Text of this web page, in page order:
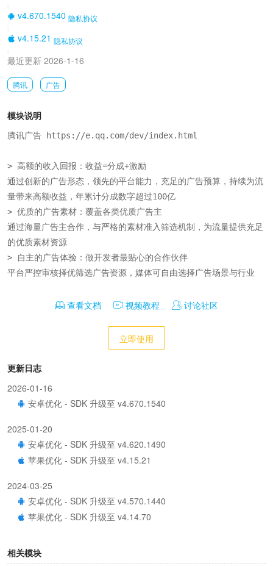
v4.670.1540 隐私协议
v4.15.21 隐私协议
最近更新 2026-1-16
腾讯 广告
模块说明
腾讯广告 https://e.qq.com/dev/index.html
> 高额的收入回报：收益=分成+激励
通过创新的广告形态，领先的平台能力，充足的广告预算，持续为流
量带来高额收益，年累计分成数字超过100亿
> 优质的广告素材：覆盖各类优质广告主
通过海量广告主合作，与严格的素材准入筛选机制，为流量提供充足
的优质素材资源
> 自主的广告体验：做开发者最贴心的合作伙伴
平台严控审核择优筛选广告资源，媒体可自由选择广告场景与行业
查看文档 视频教程 讨论社区
立即使用
更新日志
2026-01-16
安卓优化 - SDK 升级至 v4.670.1540
2025-01-20
安卓优化 - SDK 升级至 v4.620.1490
苹果优化 - SDK 升级至 v4.15.21
2024-03-25
安卓优化 - SDK 升级至 v4.570.1440
苹果优化 - SDK 升级至 v4.14.70
安卓优化 - SDK 升级至 v4.541.1411
相关模块